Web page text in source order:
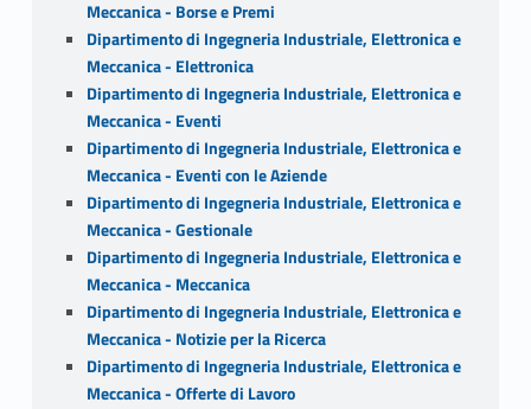
Meccanica - Borse e Premi
Dipartimento di Ingegneria Industriale, Elettronica e
Meccanica - Elettronica
Dipartimento di Ingegneria Industriale, Elettronica e
Meccanica - Eventi
Dipartimento di Ingegneria Industriale, Elettronica e
Meccanica - Eventi con le Aziende
Dipartimento di Ingegneria Industriale, Elettronica e
Meccanica - Gestionale
Dipartimento di Ingegneria Industriale, Elettronica e
Meccanica - Meccanica
Dipartimento di Ingegneria Industriale, Elettronica e
Meccanica - Notizie per la Ricerca
Dipartimento di Ingegneria Industriale, Elettronica e
Meccanica - Offerte di Lavoro